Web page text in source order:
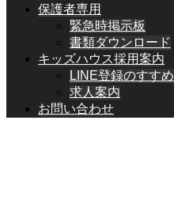
保護者専用
緊急時掲示板
書類ダウンロード
キッズハウス採用案内
LINE登録のすすめ
求人案内
お問い合わせ